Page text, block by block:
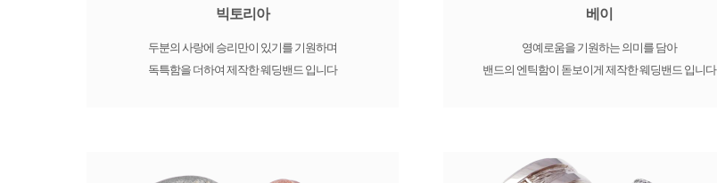
빅토리아
두분의 사랑에 승리만이 있기를 기원하며
독특함을 더하여 제작한 웨딩밴드 입니다
베이
영예로움을 기원하는 의미를 담아
밴드의 엔틱함이 돋보이게 제작한 웨딩밴드 입니다